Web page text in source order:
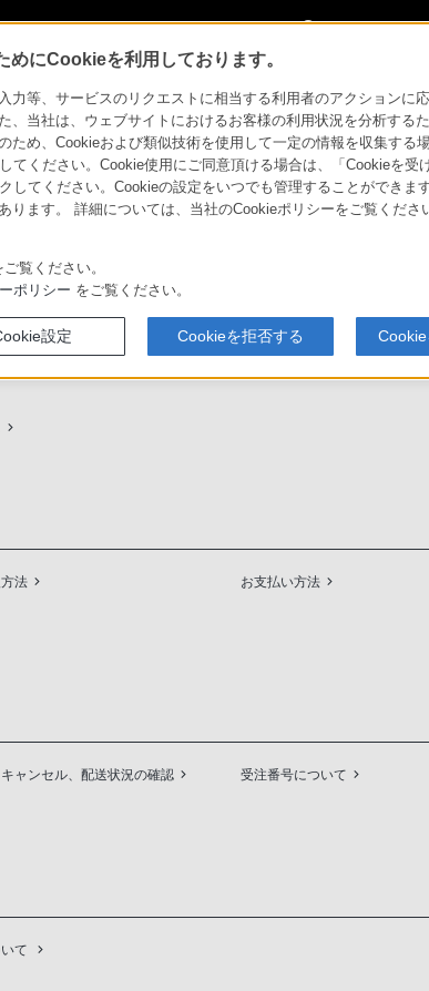
イド
スに関しまとめてご案内しております。
ソニーストア取次店）のご案内 My Sonyでの購入について
法 お支払い方法
ャンセル、配送状況の確認 受注番号について
て
にCookieを利用しております。
力等、サービスのリクエストに相当する利用者のアクションに
、当社は、ウェブサイトにおけるお客様の利用状況を分析する
ため、Cookieおよび類似技術を使用して一定の情報を収集する
てください。Cookie使用にご同意頂ける場合は、「Cookieを
してください。Cookieの設定をいつでも管理することができま
ります。 詳細については、当社のCookieポリシーをご覧くだ
ご覧ください。
ポリシー をご覧ください。
設定 Cookieを拒否する